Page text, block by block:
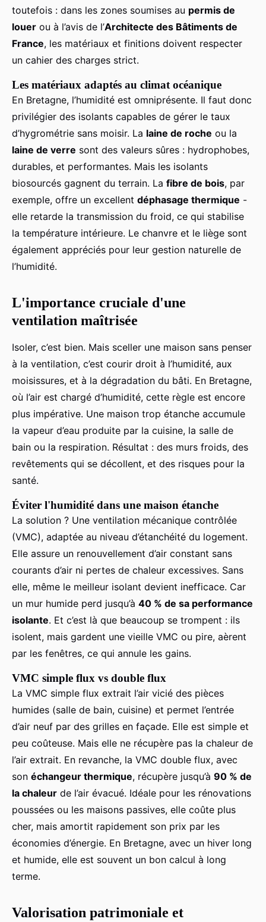
toutefois : dans les zones soumises au permis de
louer ou à l’avis de l’Architecte des Bâtiments de
France, les matériaux et finitions doivent respecter
un cahier des charges strict.
Les matériaux adaptés au climat océanique
En Bretagne, l’humidité est omniprésente. Il faut donc
privilégier des isolants capables de gérer le taux
d’hygrométrie sans moisir. La laine de roche ou la
laine de verre sont des valeurs sûres : hydrophobes,
durables, et performantes. Mais les isolants
biosourcés gagnent du terrain. La fibre de bois, par
exemple, offre un excellent déphasage thermique -
elle retarde la transmission du froid, ce qui stabilise
la température intérieure. Le chanvre et le liège sont
également appréciés pour leur gestion naturelle de
l’humidité.
L'importance cruciale d'une
ventilation maîtrisée
Isoler, c’est bien. Mais sceller une maison sans penser
à la ventilation, c’est courir droit à l’humidité, aux
moisissures, et à la dégradation du bâti. En Bretagne,
où l’air est chargé d’humidité, cette règle est encore
plus impérative. Une maison trop étanche accumule
la vapeur d’eau produite par la cuisine, la salle de
bain ou la respiration. Résultat : des murs froids, des
revêtements qui se décollent, et des risques pour la
santé.
Éviter l'humidité dans une maison étanche
La solution ? Une ventilation mécanique contrôlée
(VMC), adaptée au niveau d’étanchéité du logement.
Elle assure un renouvellement d’air constant sans
courants d’air ni pertes de chaleur excessives. Sans
elle, même le meilleur isolant devient inefficace. Car
un mur humide perd jusqu’à 40 % de sa performance
isolante. Et c’est là que beaucoup se trompent : ils
isolent, mais gardent une vieille VMC ou pire, aèrent
par les fenêtres, ce qui annule les gains.
VMC simple flux vs double flux
La VMC simple flux extrait l’air vicié des pièces
humides (salle de bain, cuisine) et permet l’entrée
d’air neuf par des grilles en façade. Elle est simple et
peu coûteuse. Mais elle ne récupère pas la chaleur de
l’air extrait. En revanche, la VMC double flux, avec
son échangeur thermique, récupère jusqu’à 90 % de
la chaleur de l’air évacué. Idéale pour les rénovations
poussées ou les maisons passives, elle coûte plus
cher, mais amortit rapidement son prix par les
économies d’énergie. En Bretagne, avec un hiver long
et humide, elle est souvent un bon calcul à long
terme.
Valorisation patrimoniale et